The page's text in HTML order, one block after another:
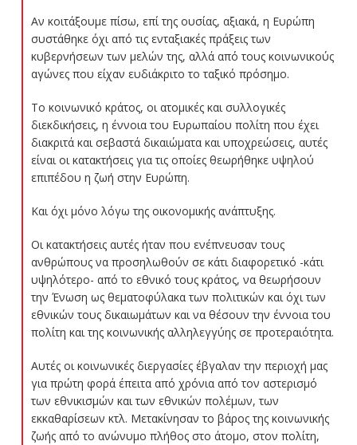
Αν κοιτάξουμε πίσω, επί της ουσίας, αξιακά, η Ευρώπη
συστάθηκε όχι από τις ενταξιακές πράξεις των
κυβερνήσεων των μελών της, αλλά από τους κοινωνικούς
αγώνες που είχαν ευδιάκριτο το ταξικό πρόσημο.
Το κοινωνικό κράτος, οι ατομικές και συλλογικές
διεκδικήσεις, η έννοια του Ευρωπαίου πολίτη που έχει
διακριτά και σεβαστά δικαιώματα και υποχρεώσεις, αυτές
είναι οι κατακτήσεις για τις οποίες θεωρήθηκε υψηλού
επιπέδου η ζωή στην Ευρώπη.
Και όχι μόνο λόγω της οικονομικής ανάπτυξης.
Οι κατακτήσεις αυτές ήταν που ενέπνευσαν τους
ανθρώπους να προσηλωθούν σε κάτι διαφορετικό -κάτι
υψηλότερο- από το εθνικό τους κράτος, να θεωρήσουν
την Ένωση ως θεματοφύλακα των πολιτικών και όχι των
εθνικών τους δικαιωμάτων και να θέσουν την έννοια του
πολίτη και της κοινωνικής αλληλεγγύης σε προτεραιότητα.
Αυτές οι κοινωνικές διεργασίες έβγαλαν την περιοχή μας
για πρώτη φορά έπειτα από χρόνια από τον αστερισμό
των εθνικισμών και των εθνικών πολέμων, των
εκκαθαρίσεων κτλ. Μετακίνησαν το βάρος της κοινωνικής
ζωής από το ανώνυμο πλήθος στο άτομο, στον πολίτη,